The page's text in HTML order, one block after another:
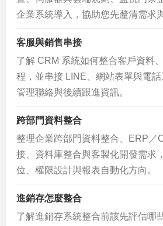
企業系統導入，協助您先釐清需求
客服與銷售串接
了解 CRM 系統如何整合客戶資料
程，並串接 LINE、網站表單與電
管理聯絡與後續跟進資訊。
跨部門資料整合
整理企業跨部門資料整合、ERP／
接、資料庫整合與客製化開發需求
位、權限設計與報表自動化方向。
進銷存怎麼整合
了解進銷存系統整合前該先評估哪